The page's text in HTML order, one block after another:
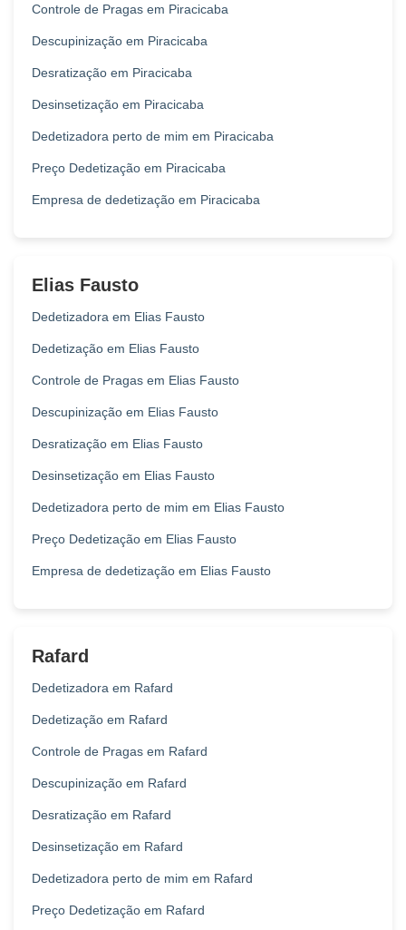
Controle de Pragas em Piracicaba
Descupinização em Piracicaba
Desratização em Piracicaba
Desinsetização em Piracicaba
Dedetizadora perto de mim em Piracicaba
Preço Dedetização em Piracicaba
Empresa de dedetização em Piracicaba
Elias Fausto
Dedetizadora em Elias Fausto
Dedetização em Elias Fausto
Controle de Pragas em Elias Fausto
Descupinização em Elias Fausto
Desratização em Elias Fausto
Desinsetização em Elias Fausto
Dedetizadora perto de mim em Elias Fausto
Preço Dedetização em Elias Fausto
Empresa de dedetização em Elias Fausto
Rafard
Dedetizadora em Rafard
Dedetização em Rafard
Controle de Pragas em Rafard
Descupinização em Rafard
Desratização em Rafard
Desinsetização em Rafard
Dedetizadora perto de mim em Rafard
Preço Dedetização em Rafard